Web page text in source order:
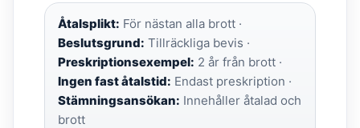
Åtalsplikt: För nästan alla brott ·
Beslutsgrund: Tillräckliga bevis ·
Preskriptionsexempel: 2 år från brott ·
Ingen fast åtalstid: Endast preskription ·
Stämningsansökan: Innehåller åtalad och
brott